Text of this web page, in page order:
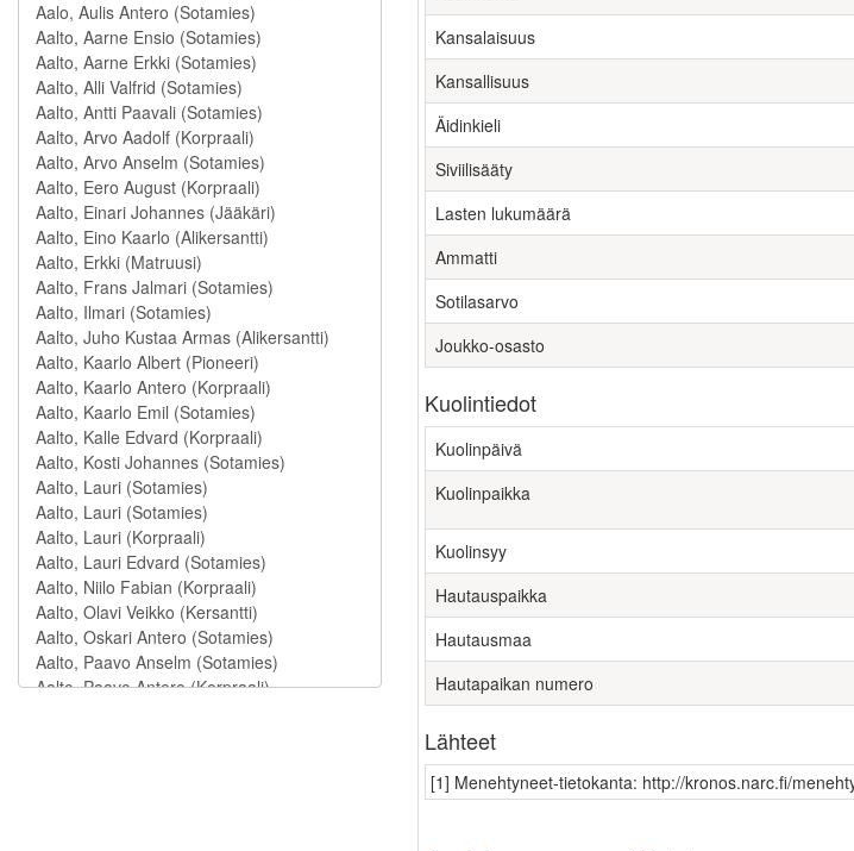
Kansalaisuus
Kansallisuus
Äidinkieli
Siviilisääty
Lasten lukumäärä
Ammatti
Sotilasarvo
Joukko-osasto
Kuolintiedot
Kuolinpäivä
Kuolinpaikka
Kuolinsyy
Hautauspaikka
Hautausmaa
Hautapaikan numero
Lähteet
[1] Menehtyneet-tietokanta: http://kronos.narc.fi/